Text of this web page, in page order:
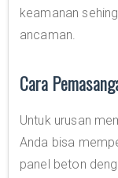
keamanan
ancaman.
Cara
Untuk urusan
Anda bisa
panel beton